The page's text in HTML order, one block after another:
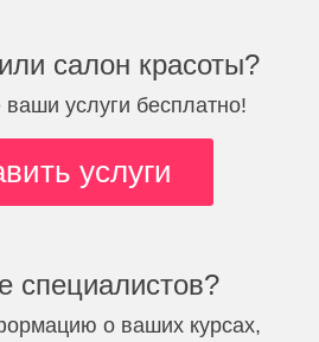
салон красоты?
услуги бесплатно!
услуги
специалистов?
о ваших курсах,